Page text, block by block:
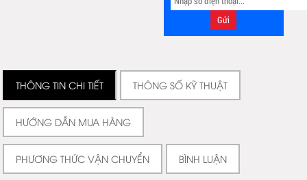
THÔNG TIN CHI TIẾT THÔNG SỐ KỸ THUẬT
HƯỚNG DẪN MUA HÀNG
PHƯƠNG THỨC VẬN CHUYỂN BÌNH LUẬN